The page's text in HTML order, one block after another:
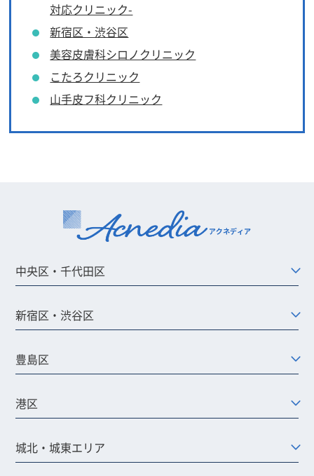
対応クリニック-
新宿区・渋谷区
美容皮膚科シロノクリニック
こたろクリニック
山手皮フ科クリニック
中央区・千代田区
新宿区・渋谷区
豊島区
港区
城北・城東エリア